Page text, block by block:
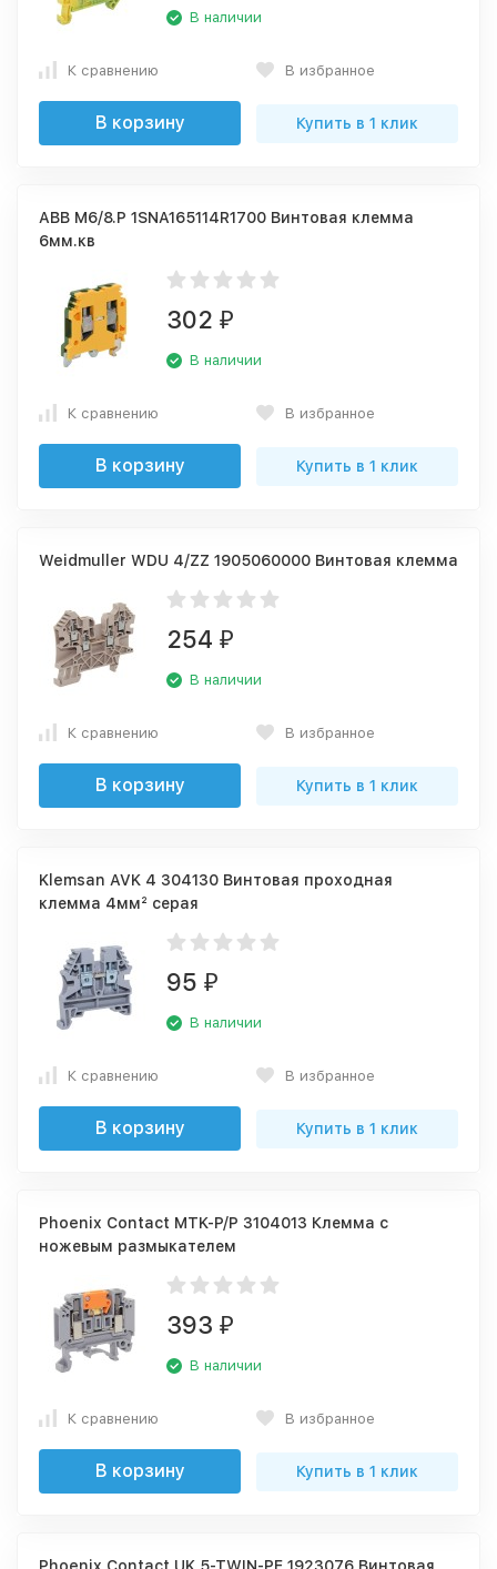
В наличии
К сравнению В избранное
В корзину Купить в 1 клик
ABB M6/8.P 1SNA165114R1700 Винтовая клемма
6мм.кв
302 ₽
В наличии
К сравнению В избранное
В корзину Купить в 1 клик
Weidmuller WDU 4/ZZ 1905060000 Винтовая клемма
254 ₽
В наличии
К сравнению В избранное
В корзину Купить в 1 клик
Klemsan AVK 4 304130 Винтовая проходная
клемма 4мм² серая
95 ₽
В наличии
К сравнению В избранное
В корзину Купить в 1 клик
Phoenix Contact MTK-P/P 3104013 Клемма с
ножевым размыкателем
393 ₽
В наличии
К сравнению В избранное
В корзину Купить в 1 клик